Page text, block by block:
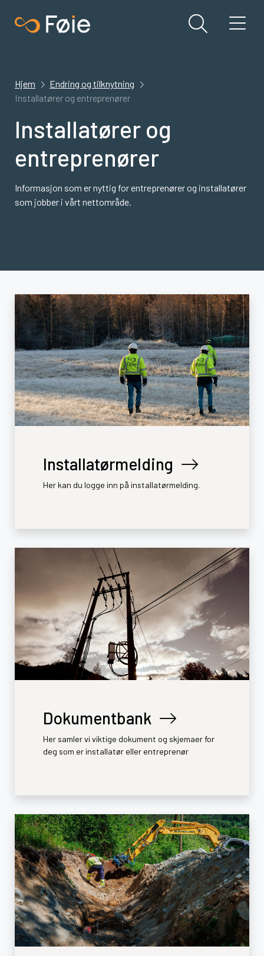
Hjem
Endring og tilknytning
Installatører og entreprenører
Installatører og
entreprenører
Informasjon som er nyttig for entreprenører og installatører
som jobber i vårt nettområde.
Installatørmelding
Her kan du logge inn på installatørmelding.
Dokumentbank
Her samler vi viktige dokument og skjemaer for
deg som er installatør eller entreprenør